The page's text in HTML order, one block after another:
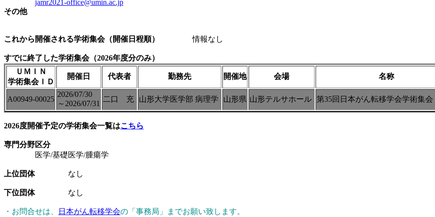
jamr2021-office@umin.ac.jp
その他
これから開催される学術集会（開催日程順） 情報なし
すでに終了した学術集会（2026年度分のみ）
ＵＭＩＮ
学術集会ＩＤ
開催日 代表者 勤務先 開催地 会場 名称
A00949-00025
2026/07/30
～2026/07/31
二口 充 山形大学医学部 病理学 山形県 山形テルサホール 第35回日本がん転移学会学術集会
2026度開催予定の学術集会一覧はこちら
専門分野区分
医学/基礎医学/腫瘍学
上位団体なし
下位団体なし
・お問合せは、 日本がん転移学会の「事務局」までお願い致します。